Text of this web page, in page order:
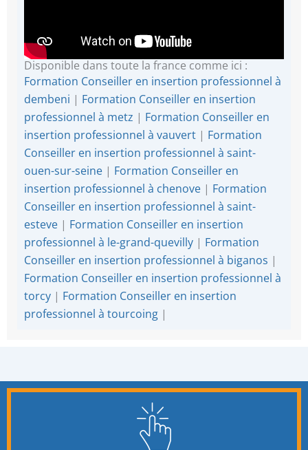
Disponible dans toute la france comme ici :
Formation Conseiller en insertion professionnel à
dembeni | Formation Conseiller en insertion
professionnel à metz | Formation Conseiller en
insertion professionnel à vauvert | Formation
Conseiller en insertion professionnel à saint-
ouen-sur-seine | Formation Conseiller en
insertion professionnel à chenove | Formation
Conseiller en insertion professionnel à saint-
esteve | Formation Conseiller en insertion
professionnel à le-grand-quevilly | Formation
Conseiller en insertion professionnel à biganos |
Formation Conseiller en insertion professionnel à
torcy | Formation Conseiller en insertion
professionnel à tourcoing |